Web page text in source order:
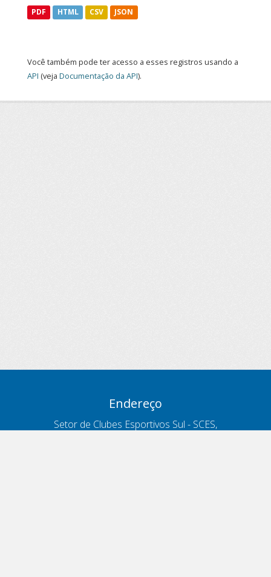
PDF HTML CSV JSON
Você também pode ter acesso a esses registros usando a
API (veja Documentação da API).
Endereço
Setor de Clubes Esportivos Sul - SCES,